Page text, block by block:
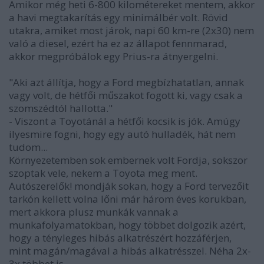
Amikor még heti 6-800 kilométereket mentem, akkor
a havi megtakarítás egy minimálbér volt. Rövid
utakra, amiket most járok, napi 60 km-re (2x30) nem
való a diesel, ezért ha ez az állapot fennmarad,
akkor megpróbálok egy Prius-ra átnyergelni.
"Aki azt állítja, hogy a Ford megbízhatatlan, annak
vagy volt, de hétfői műszakot fogott ki, vagy csak a
szomszédtól hallotta."
- Viszont a Toyotánál a hétfői kocsik is jók. Amúgy
ilyesmire fogni, hogy egy autó hulladék, hát nem
tudom...
Környezetemben sok embernek volt Fordja, sokszor
szoptak vele, nekem a Toyota meg ment.
Autószerelők! mondják sokan, hogy a Ford tervezőit
tarkón kellett volna lőni már három éves korukban,
mert akkora plusz munkák vannak a
munkafolyamatokban, hogy többet dolgozik azért,
hogy a tényleges hibás alkatrészért hozzáférjen,
mint magán/magával a hibás alkatrésszel. Néha 2x-